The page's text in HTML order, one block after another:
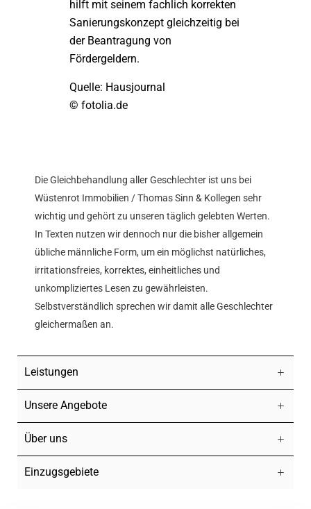
hilft mit seinem fachlich korrekten
Sanierungskonzept gleichzeitig bei
der Beantragung von
Fördergeldern.
Quelle: Hausjournal
© fotolia.de
Die Gleichbehandlung aller Geschlechter ist uns bei
Wüstenrot Immobilien / Thomas Sinn & Kollegen sehr
wichtig und gehört zu unseren täglich gelebten Werten.
In Texten nutzen wir dennoch nur die bisher allgemein
übliche männliche Form, um ein möglichst natürliches,
irritationsfreies, korrektes, einheitliches und
unkompliziertes Lesen zu gewährleisten.
Selbstverständlich sprechen wir damit alle Geschlechter
gleichermaßen an.
Leistungen
Unsere Angebote
Über uns
Einzugsgebiete